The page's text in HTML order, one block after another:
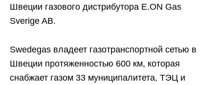
Швеции газового дистрибутора E.ON Gas
Sverige AB.
Swedegas владеет газотранспортной сетью в
Швеции протяженностью 600 км, которая
снабжает газом 33 муниципалитета, ТЭЦ и